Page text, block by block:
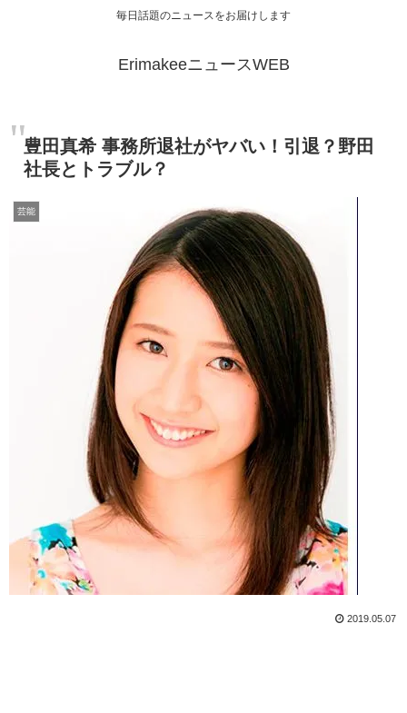
毎日話題のニュースをお届けします
ErimakeeニュースWEB
豊田真希 事務所退社がヤバい！引退？野田
社長とトラブル？
芸能
2019.05.07